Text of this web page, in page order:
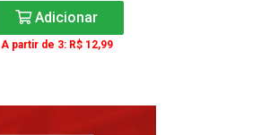
Adicionar
A partir de 3: R$ 12,99